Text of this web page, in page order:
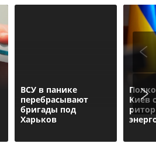
ВСУ в панике
перебрасывают
бригады под
Харьков
Киев